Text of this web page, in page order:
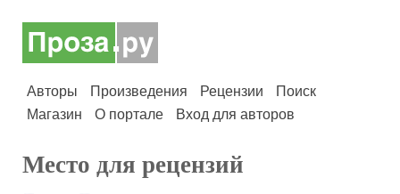
Авторы Произведения Рецензии
Поиск
Магазин
О портале Вход для авторов
Место для рецензий